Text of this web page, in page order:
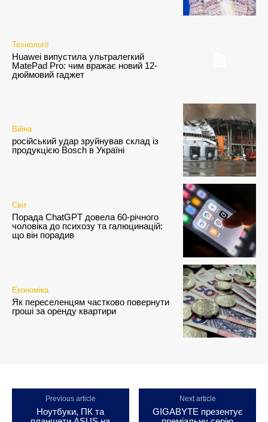
Технології
Huawei випустила ультралегкий
MatePad Pro: чим вражає новий 12-
дюймовий гаджет
Війна
російський удар зруйнував склад із
продукцією Bosch в Україні
Світ
Порада ChatGPT довела 60-річного
чоловіка до психозу та галюцинацій:
що він порадив
Економіка
Як переселенцям частково повернути
гроші за оренду квартири
Previous article
Ноутбуки, ПК та
Next article
GIGABYTE презентує